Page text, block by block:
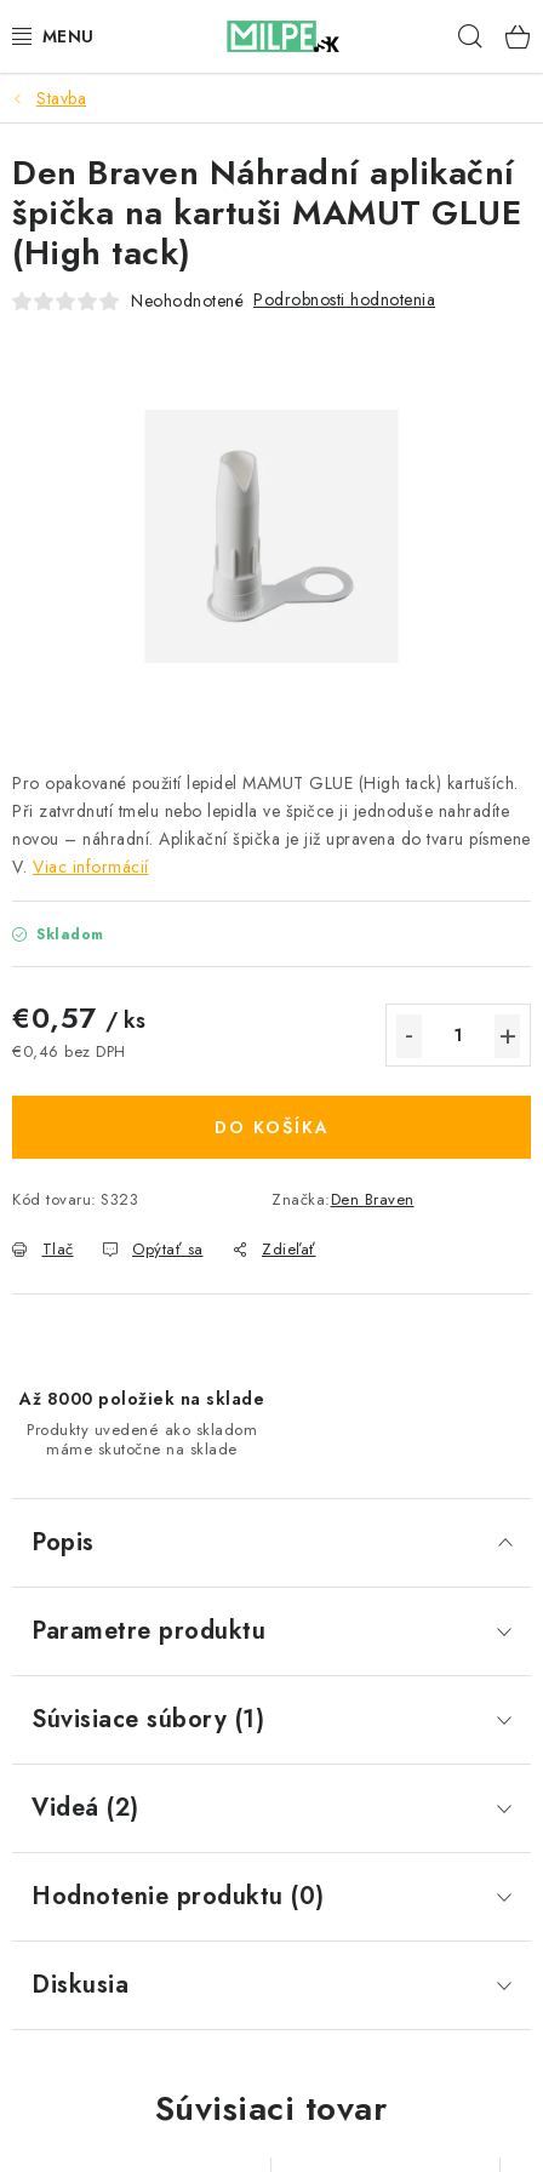
na
STREŠNÉ OKNÁ
PODKROVNÉ SCHODY
DOM A ZÁHRADA
STAVBA
Podmínky ochrany osobních údajů
Obchodní podmínky
Stavba
Pro opakované použití lepidel MAMUT GLUE (High tack) kartuších.
Při zatvrdnutí tmelu nebo lepidla ve špičce ji jednoduše nahradíte
novou – náhradní. Aplikační špička je již upravena do tvaru písmene
V. Viac informácií
Skladom
€0,57 / ks
€0,46 bez DPH
DO KOŠÍKA
Kód tovaru: S323 Značka:Den Braven
Tlač Opýtať sa Zdieľať
Den Braven Náhradní aplikační
špička na kartuši MAMUT GLUE
(High tack)
Neohodnotené Podrobnosti hodnotenia
Až 8000 položiek na sklade
Produkty uvedené ako skladom
máme skutočne na sklade
Popis
Parametre produktu
Súvisiace súbory (1)
Videá (2)
Hodnotenie produktu (0)
Diskusia
Súvisiaci tovar